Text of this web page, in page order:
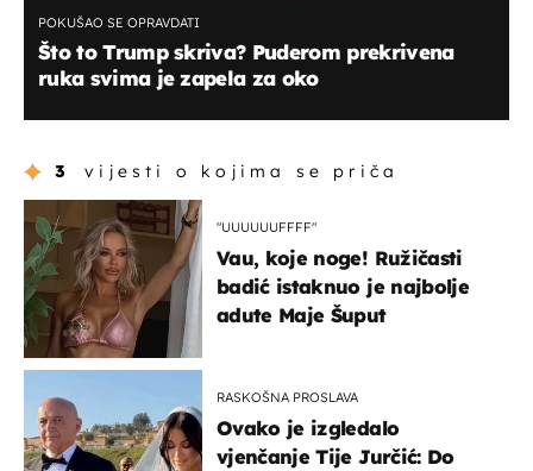
POKUŠAO SE OPRAVDATI
Što to Trump skriva? Puderom prekrivena
ruka svima je zapela za oko
3 vijesti o kojima se priča
"UUUUUUFFFF"
Vau, koje noge! Ružičasti
badić istaknuo je najbolje
adute Maje Šuput
RASKOŠNA PROSLAVA
Ovako je izgledalo
vjenčanje Tije Jurčić: Do